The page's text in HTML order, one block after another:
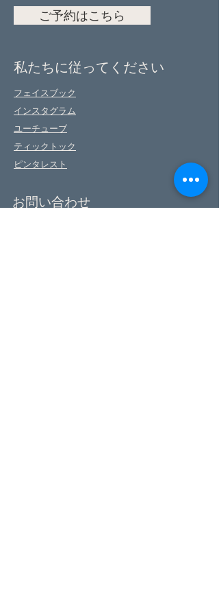
ご予約はこちら
私たちに従ってください
フェイスブック
インスタグラム
ユーチューブ
ティックトック
ピンタレスト
お問い合わせ